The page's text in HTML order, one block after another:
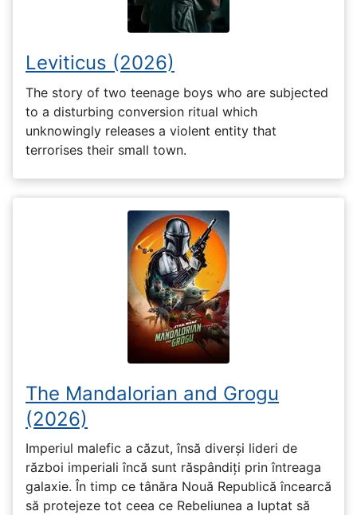
Leviticus (2026)
The story of two teenage boys who are subjected
to a disturbing conversion ritual which
unknowingly releases a violent entity that
terrorises their small town.
The Mandalorian and Grogu
(2026)
Imperiul malefic a căzut, însă diverși lideri de
război imperiali încă sunt răspândiți prin întreaga
galaxie. În timp ce tânăra Nouă Republică încearcă
să protejeze tot ceea ce Rebeliunea a luptat să